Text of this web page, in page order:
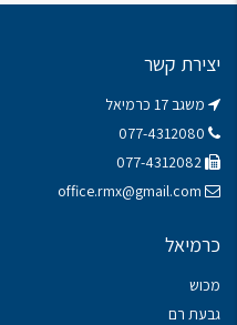
יצירת קשר
משגב 17 כרמיאל
office.rmx@gmail.com
כרמיאל
מכוש
גבעת רם